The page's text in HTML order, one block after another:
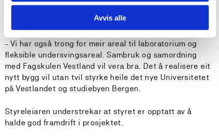
Avvis alle
Hallén seier at HVL treng meir areal ved campus Bergen
for å møte vekst i tal på studentar og tilsette.
- Vi har også trong for meir areal til laboratorium og
fleksible undersvingsareal. Sambruk og samordning
med Fagskulen Vestland vil vera bra. Det å realisere eit
nytt bygg vil utan tvil styrke heile det nye Universitetet
på Vestlandet og studiebyen Bergen.
Styreleiaren understrekar at styret er opptatt av å
halde god framdrift i prosjektet.